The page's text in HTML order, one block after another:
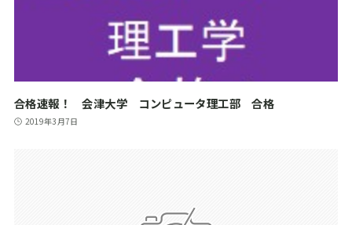
合格速報！ 会津大学 コンピュータ理工部 合格
2019年3月7日